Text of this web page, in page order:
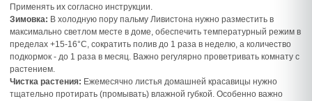
Применять их согласно инструкции.
Зимовка: В холодную пору пальму Ливистона нужно разместить в
максимально светлом месте в доме, обеспечить температурный режим в
пределах +15-16°С, сократить полив до 1 раза в неделю, а количество
подкормок - до 1 раза в месяц. Важно регулярно проветривать комнату с
растением.
Чистка растения: Ежемесячно листья домашней красавицы нужно
тщательно протирать (промывать) влажной губкой. Особенно важно